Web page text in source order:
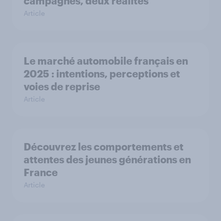
Article
Le marché automobile français en
2025 : intentions, perceptions et
voies de reprise
Article
Découvrez les comportements et
attentes des jeunes générations en
France
Article